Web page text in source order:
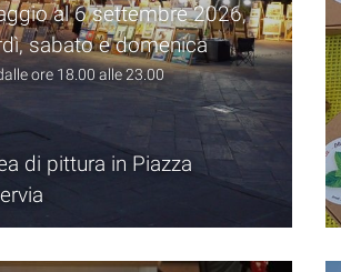
al 6 settembre 2026,
sabato e domenica
ore 18.00 alle 23.00
di pittura in Piazza